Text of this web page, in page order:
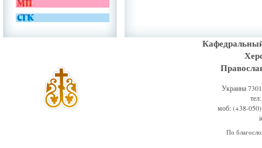
Украина
моб: (+38-
По